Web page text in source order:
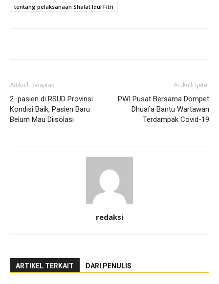
tentang pelaksanaan Shalat Idul Fitri
Artikulli paraprak
2 pasien di RSUD Provinsi
Kondisi Baik, Pasien Baru
Belum Mau Diisolasi
Artikulli tjetër
PWI Pusat Bersama Dompet
Dhuafa Bantu Wartawan
Terdampak Covid-19
redaksi
ARTIKEL TERKAIT DARI PENULIS